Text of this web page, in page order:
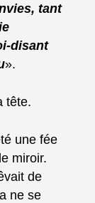
tant
disant
».
tête.
une fée
miroir.
de
ne se